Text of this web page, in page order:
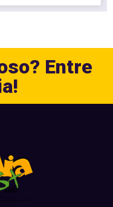
Entre